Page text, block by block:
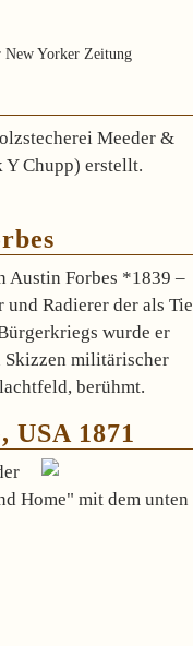
New Yorker Zeitung
Meeder &
Y Chupp) erstellt.
Austin Forbes *1839 –
Radierer der als
wurde er
Skizzen militärischer
berühmt.
USA 1871
Home" mit dem unten